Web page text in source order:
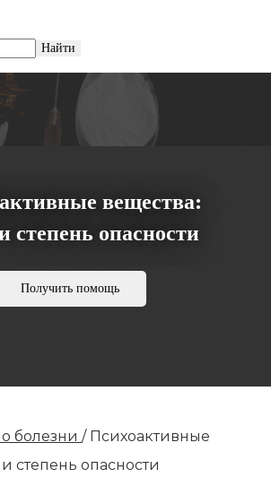
вещества:
степень опасности
Получить помощь
болезни / Психоактивные
степень опасности